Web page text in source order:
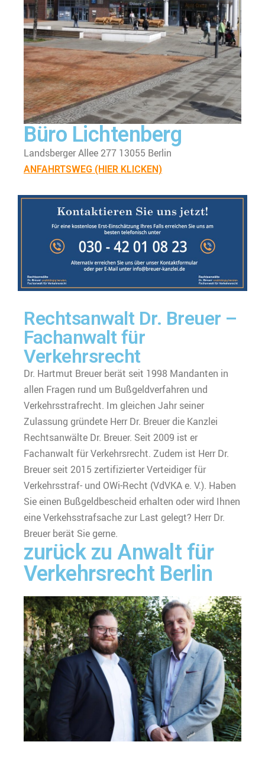
Büro Lichtenberg
Landsberger Allee 277 13055 Berlin
ANFAHRTSWEG (HIER KLICKEN)
Rechtsanwalt Dr. Breuer –
Fachanwalt für
Verkehrsrecht
Dr. Hartmut Breuer berät seit 1998 Mandanten in
allen Fragen rund um Bußgeldverfahren und
Verkehrsstrafrecht. Im gleichen Jahr seiner
Zulassung gründete Herr Dr. Breuer die Kanzlei
Rechtsanwälte Dr. Breuer. Seit 2009 ist er
Fachanwalt für Verkehrsrecht. Zudem ist Herr Dr.
Breuer seit 2015 zertifizierter Verteidiger für
Verkehrsstraf- und OWi-Recht (VdVKA e. V.). Haben
Sie einen Bußgeldbescheid erhalten oder wird Ihnen
eine Verkehsstrafsache zur Last gelegt? Herr Dr.
Breuer berät Sie gerne.
zurück zu Anwalt für
Verkehrsrecht Berlin